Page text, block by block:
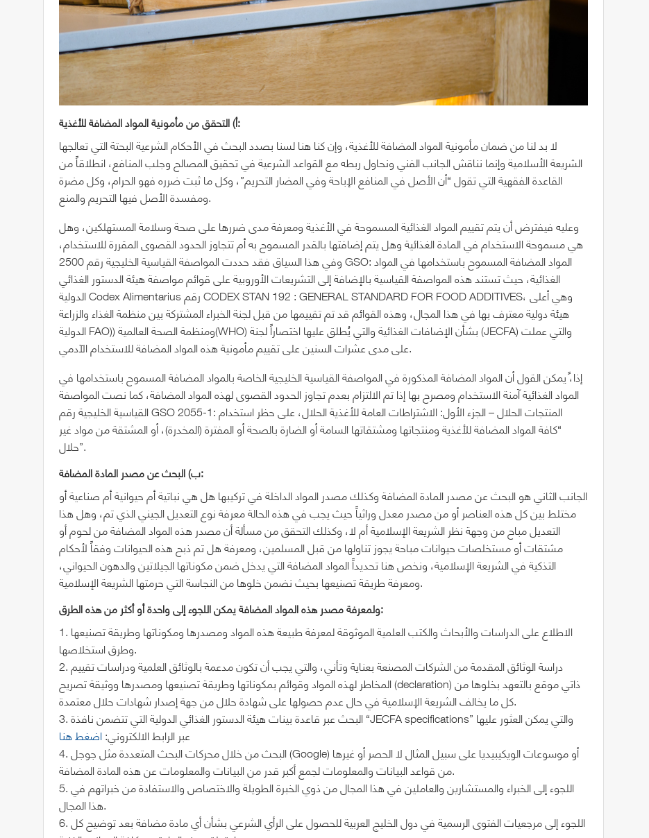
أ‌) التحقق من مأمونية المواد المضافة للأغذية:
لا بد لنا من ضمان مأمونية المواد المضافة للأغذية، وإن كنا هنا لسنا بصدد البحث في الأحكام الشرعية البحتة التي تعالجها
الشريعة الأسلامية وإنما نناقش الجانب الفني ونحاول ربطه مع القواعد الشرعية في تحقيق المصالح وجلب المنافع، انطلاقاً من
القاعدة الفقهية التي تقول “أن الأصل في المنافع الإباحة وفي المضار التحريم”، وكل ما ثبت ضرره فهو الحرام، وكل مضرة
ومفسدة الأصل فيها التحريم والمنع.
وعليه فيفترض أن يتم تقييم المواد الغذائية المسموحة في الأغذية ومعرفة مدى ضررها على صحة وسلامة المستهلكين، وهل
هي مسموحة الاستخدام في المادة الغذائية وهل يتم إضافتها بالقدر المسموح به أم تتجاوز الحدود القصوى المقررة للاستخدام،
وفي هذا السياق فقد حددت المواصفة القياسية الخليجية رقم 2500 GSO: المواد المضافة المسموح باستخدامها في المواد
الغذائية، حيث تستند هذه المواصفة القياسية بالإضافة إلى التشريعات الأوروبية على قوائم مواصفة هيئة الدستور الغذائي
الدولية Codex Alimentarius رقم CODEX STAN 192 : GENERAL STANDARD FOR FOOD ADDITIVES، وهي أعلى
هيئة دولية معترف بها في هذا المجال، وهذه القوائم قد تم تقييمها من قبل لجنة الخبراء المشتركة بين منظمة الغذاء والزراعة
الدولية FAO)) ومنظمة الصحة العالمية(WHO) بشأن الإضافات الغذائية والتي يُطلق عليها اختصاراً لجنة (JECFA) والتي عملت
على مدى عشرات السنين على تقييم مأمونية هذه المواد المضافة للاستخدام الآدمي.
إذا،ً يمكن القول أن المواد المضافة المذكورة في المواصفة القياسية الخليجية الخاصة بالمواد المضافة المسموح باستخدامها في
المواد الغذائية آمنة الاستخدام ومصرح بها إذا تم الالتزام بعدم تجاوز الحدود القصوى لهذه المواد المضافة، كما نصت المواصفة
القياسية الخليجية رقم GSO 2055-1: المنتجات الحلال – الجزء الأول: الاشتراطات العامة للأغذية الحلال، على حظر استخدام
“كافة المواد المضافة للأغذية ومنتجاتها ومشتقاتها السامة أو الضارة بالصحة أو المفترة (المخدرة)، أو المشتقة من مواد غير
حلال”.
ب‌) البحث عن مصدر المادة المضافة:
الجانب الثاني هو البحث عن مصدر المادة المضافة وكذلك مصدر المواد الداخلة في تركيبها هل هي نباتية أم حيوانية أم صناعية أو
مختلط بين كل هذه العناصر أو من مصدر معدل وراثياً حيث يجب في هذه الحالة معرفة نوع التعديل الجيني الذي تم، وهل هذا
التعديل مباح من وجهة نظر الشريعة الإسلامية أم لا، وكذلك التحقق من مسألة أن مصدر هذه المواد المضافة من لحوم أو
مشتقات أو مستخلصات حيوانات مباحة يجوز تناولها من قبل المسلمين، ومعرفة هل تم ذبح هذه الحيوانات وفقاً لأحكام
التذكية في الشريعة الإسلامية، ونخص هنا تحديداً المواد المضافة التي يدخل ضمن مكوناتها الجيلاتين والدهون الحيواني،
ومعرفة طريقة تصنيعها بحيث نضمن خلوها من النجاسة التي حرمتها الشريعة الإسلامية.
ولمعرفة مصدر هذه المواد المضافة يمكن اللجوء إلى واحدة أو أكثر من هذه الطرق:
1. الاطلاع على الدراسات والأبحاث والكتب العلمية الموثوقة لمعرفة طبيعة هذه المواد ومصدرها ومكوناتها وطريقة تصنيعها
وطرق استخلاصها.
2. دراسة الوثائق المقدمة من الشركات المصنعة بعناية وتأني، والتي يجب أن تكون مدعمة بالوثائق العلمية ودراسات تقييم
المخاطر لهذه المواد وقوائم بمكوناتها وطريقة تصنيعها ومصدرها ووثيقة تصريح (declaration) ذاتي موقع بالتعهد بخلوها من
كل ما يخالف الشريعة الإسلامية في حال عدم حصولها على شهادة حلال من جهة إصدار شهادات حلال معتمدة.
3. البحث عبر قاعدة بينات هيئة الدستور الغذائي الدولية التي تتضمن نافذة “JECFA specifications” والتي يمكن العثور عليها
عبر الرابط الالكتروني:اضغط هنا
4. البحث من خلال محركات البحث المتعددة مثل جوجل (Google) أو موسوعات الويكيبيديا على سبيل المثال لا الحصر أو غيرها
من قواعد البيانات والمعلومات لجمع أكبر قدر من البيانات والمعلومات عن هذه المادة المضافة.
5. اللجوء إلى الخبراء والمستشارين والعاملين في هذا المجال من ذوي الخبرة الطويلة والاختصاص والاستفادة من خبراتهم في
هذا المجال.
6. اللجوء إلى مرجعيات الفتوى الرسمية في دول الخليج العربية للحصول على الرأي الشرعي بشأن أي مادة مضافة بعد توضيح كل